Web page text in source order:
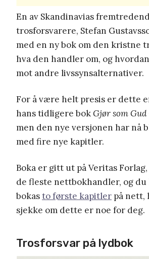
En av Skandinavias
trosforsvarere, Stefan
med en ny bok om den kristne
hva den handler om, og
mot andre livssynsalternativer.
For å være helt presis er dette
hans tidligere bokGjør som Gud
men den nye versjonen har nå
med fire nye kapitler.
Boka er gitt ut på Veritas
de fleste nettbokhandler, og du
bokasto første kapitler på nett,
sjekke om dette er noe for deg.
Trosforsvar på lydbok